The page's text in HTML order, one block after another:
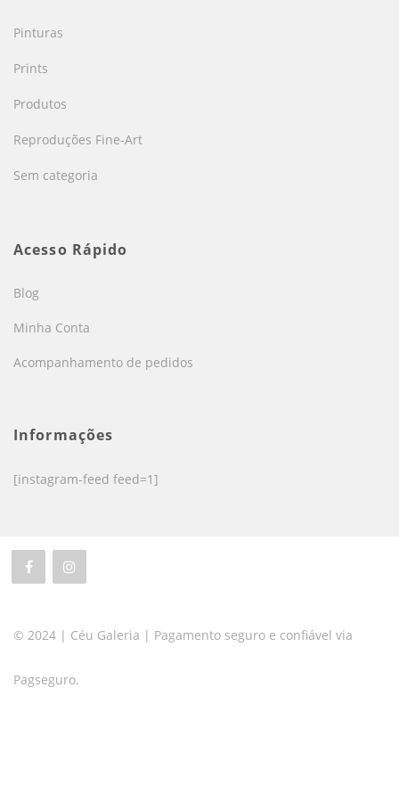
Pinturas
Prints
Produtos
Reproduções Fine-Art
Sem categoria
Acesso Rápido
Blog
Minha Conta
Acompanhamento de pedidos
Informações
[instagram-feed feed=1]
© 2024 | Céu Galeria | Pagamento seguro e confiável via
Pagseguro.